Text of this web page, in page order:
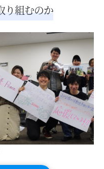
り組むのか